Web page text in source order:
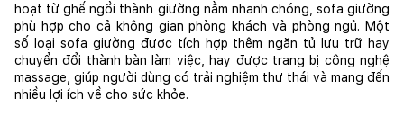
hoạt từ ghế ngồi thành giường nằm nhanh chóng, sofa giường
phù hợp cho cả không gian phòng khách và phòng ngủ. Một
số loại sofa giường được tích hợp thêm ngăn tủ lưu trữ hay
chuyển đổi thành bàn làm việc, hay được trang bị công nghệ
massage, giúp người dùng có trải nghiệm thư thái và mang đến
nhiều lợi ích về cho sức khỏe.